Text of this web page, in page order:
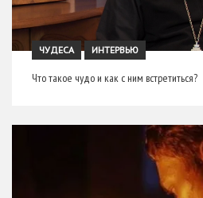
ЧУДЕСА ИНТЕРВЬЮ
Что такое чудо и как с ним встретиться?